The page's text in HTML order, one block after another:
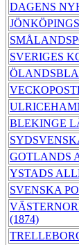
DAGENS
SVERIGES
BLEKINGE
GOTLANDS
YSTADS
SVENSKA
(1874)